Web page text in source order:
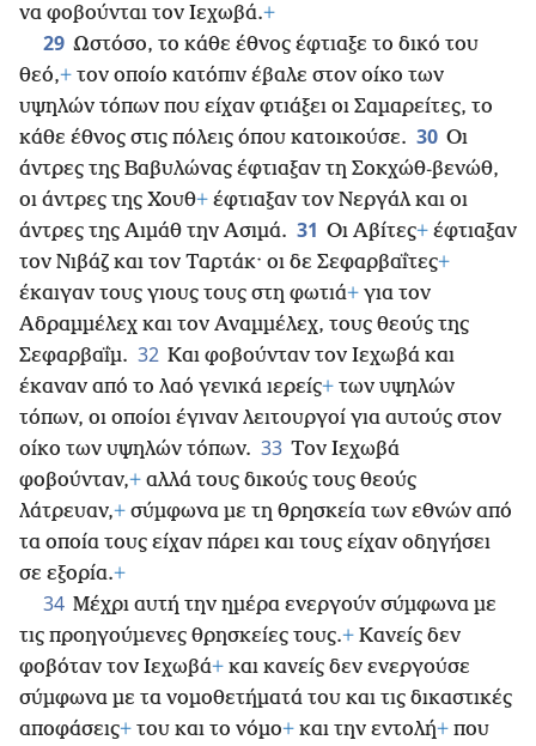
να φοβούνται τον Ιεχωβά.+
29 Ωστόσο, το κάθε έθνος έφτιαξε το δικό του
θεό,+ τον οποίο κατόπιν έβαλε στον οίκο των
υψηλών τόπων που είχαν φτιάξει οι Σαμαρείτες, το
κάθε έθνος στις πόλεις όπου κατοικούσε. 30 Οι
άντρες της Βαβυλώνας έφτιαξαν τη Σοκχώθ-βενώθ,
οι άντρες της Χουθ+ έφτιαξαν τον Νεργάλ και οι
άντρες της Αιμάθ την Ασιμά. 31 Οι Αβίτες+ έφτιαξαν
τον Νιβάζ και τον Ταρτάκ· οι δε Σεφαρβαΐτες+
έκαιγαν τους γιους τους στη φωτιά+ για τον
Αδραμμέλεχ και τον Αναμμέλεχ, τους θεούς της
Σεφαρβαΐμ. 32 Και φοβούνταν τον Ιεχωβά και
έκαναν από το λαό γενικά ιερείς+ των υψηλών
τόπων, οι οποίοι έγιναν λειτουργοί για αυτούς στον
οίκο των υψηλών τόπων. 33 Τον Ιεχωβά
φοβούνταν,+ αλλά τους δικούς τους θεούς
λάτρευαν,+ σύμφωνα με τη θρησκεία των εθνών από
τα οποία τους είχαν πάρει και τους είχαν οδηγήσει
σε εξορία.+
34 Μέχρι αυτή την ημέρα ενεργούν σύμφωνα με
τις προηγούμενες θρησκείες τους.+ Κανείς δεν
φοβόταν τον Ιεχωβά+ και κανείς δεν ενεργούσε
σύμφωνα με τα νομοθετήματά του και τις δικαστικές
αποφάσεις+ του και το νόμο+ και την εντολή+ που